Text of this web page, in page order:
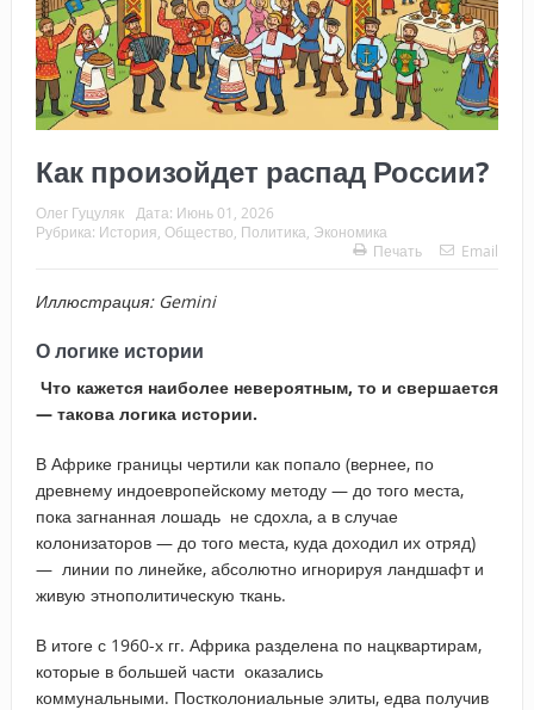
Как произойдет распад России?
Олег Гуцуляк Дата: Июнь 01, 2026
Рубрика: История Общество Политика Экономика
Печать
Email
Иллюстрация: Gemini
О логике истории
Что кажется наиболее невероятным, то и свершается
— такова логика истории.
В Африке границы чертили как попало (вернее, по
древнему индоевропейскому методу — до того места,
пока загнанная лошадь не сдохла, а в случае
колонизаторов — до того места, куда доходил их отряд)
— линии по линейке, абсолютно игнорируя ландшафт и
живую этнополитическую ткань.
В итоге с 1960-х гг. Африка разделена по нацквартирам,
которые в большей части оказались
коммунальными. Постколониальные элиты, едва получив